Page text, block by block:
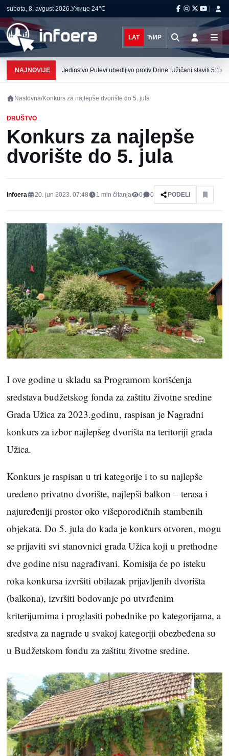
subota, 8. avgust 2026.Ужице 24°C
LAT ЋИР
NAJNOVIJE Jedinstvo Putevi ubedljivo protiv Drine: Užičani slavili 5:1›
Naslovna/Konkurs za najlepše dvorište do 5. jula
DRUŠTVO
Konkurs za najlepše
dvorište do 5. jula
Infoera 20. jun 2023. 07:48 1 min čitanja 0 0 PODELI
I ove godine u skladu sa Programom korišćenja
sredstava budžetskog fonda za zaštitu životne sredine
Grada Užica za 2023.godinu, raspisan je Nagradni
konkurs za izbor najlepšeg dvorišta na teritoriji grada
Užica.
Konkurs je raspisan u tri kategorije i to su najlepše
uređeno privatno dvorište, najlepši balkon – terasa i
najuređeniji prostor oko višeporodičnih stambenih
objekata. Do 5. jula do kada je konkurs otvoren, mogu
se prijaviti svi stanovnici grada Užica koji u prethodne
dve godine nisu nagrađivani. Komisija će po isteku
roka konkursa izvršiti obilazak prijavljenih dvorišta
(balkona), izvršiti bodovanje po utvrđenim
kriterijumima i proglasiti pobednike po kategorijama, a
sredstva za nagrade u svakoj kategoriji obezbeđena su
u Budžetskom fondu za zaštitu životne sredine.